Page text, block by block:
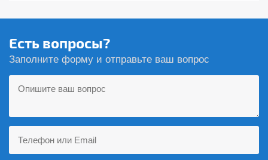
Есть вопросы?
Заполните форму и отправьте ваш вопрос